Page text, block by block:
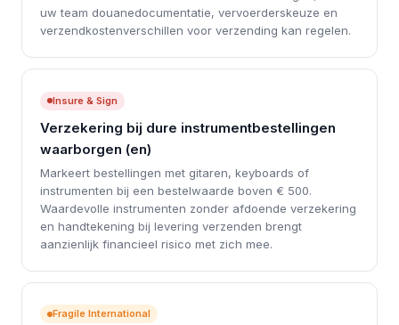
uw team douanedocumentatie, vervoerderskeuze en
verzendkostenverschillen voor verzending kan regelen.
Insure & Sign
Verzekering bij dure instrumentbestellingen
waarborgen (en)
Markeert bestellingen met gitaren, keyboards of
instrumenten bij een bestelwaarde boven € 500.
Waardevolle instrumenten zonder afdoende verzekering
en handtekening bij levering verzenden brengt
aanzienlijk financieel risico met zich mee.
Fragile International